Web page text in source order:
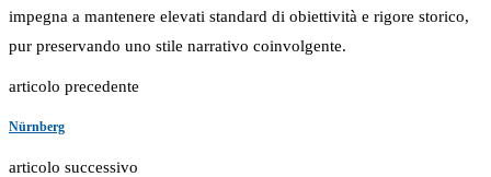
impegna a mantenere elevati standard di obiettività e rigore storico,
pur preservando uno stile narrativo coinvolgente.
articolo precedente
Nürnberg
articolo successivo